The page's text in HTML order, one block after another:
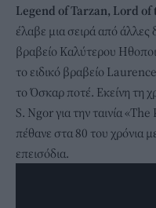
Legend of Tarzan, Lord of
έλαβε μια σειρά από άλλες
βραβείο Καλύτερου
το ειδικό βραβείο
το Όσκαρ ποτέ. Εκείνη τη
S. Ngor για την ταινία
πέθανε στα 80 του χρόνια
επεισόδια.